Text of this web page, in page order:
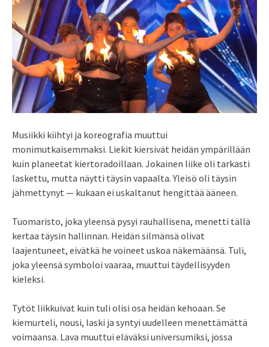
Musiikki kiihtyi ja koreografia muuttui
monimutkaisemmaksi. Liekit kiersivät heidän ympärillään
kuin planeetat kiertoradoillaan. Jokainen liike oli tarkasti
laskettu, mutta näytti täysin vapaalta. Yleisö oli täysin
jähmettynyt — kukaan ei uskaltanut hengittää ääneen.
Tuomaristo, joka yleensä pysyi rauhallisena, menetti tällä
kertaa täysin hallinnan. Heidän silmänsä olivat
laajentuneet, eivätkä he voineet uskoa näkemäänsä. Tuli,
joka yleensä symboloi vaaraa, muuttui täydellisyyden
kieleksi.
Tytöt liikkuivat kuin tuli olisi osa heidän kehoaan. Se
kiemurteli, nousi, laski ja syntyi uudelleen menettämättä
voimaansa. Lava muuttui eläväksi universumiksi, jossa